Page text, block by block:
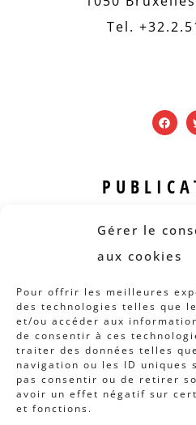
Gérer le
aux cookies
Pour offrir les meilleures
des technologies telles que
et/ou accéder aux
de consentir à ces
traiter des données telles
navigation ou les ID uniques
pas consentir ou de retirer
avoir un effet négatif sur
et fonctions.
Tel.
Revue B.I.S.
Rapports et analyses
Articles
Actions
Concertation
Archives